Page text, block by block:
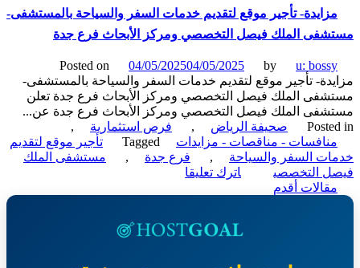
تأجير
موقع
لتقديم
ومأكولات
ساخنة
وباردة
بالمستشفى-
مستشفى
الملك
فيصل
فرع
جدة
تأجير موقع لتقديم خدمات السفر والسياحة بالمستشفى-
الملك فيصل التخصصي ومركز الأبحاث فرع جدة
Posted on 04/05/202504/05/2025 by
u:
تأجير موقع لتقديم خدمات السفر والسياحة بالمستشفى-
الملك فيصل التخصصي ومركز الأبحاث فرع جدة تعلن
الملك فيصل التخصصي ومركز الأبحاث فرع جدة عن...
صحيفة الرياض , فرص استثمارية
,
- مناقصات - مزايدات
Tagged
تأجير موقع لتقديم
السفر والسياحة
, فرع جدة ,
مستشفى الملك
التخصصي
اترك تعليقاon
لتقديم
أقدم